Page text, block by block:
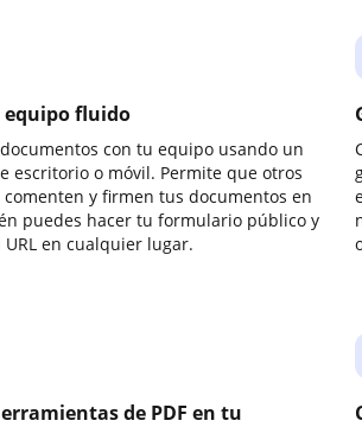
equipo fluido
con tu equipo usando un
escritorio o móvil. Permite que otros
comenten y firmen tus documentos en
puedes hacer tu formulario público y
en cualquier lugar.
de PDF en tu